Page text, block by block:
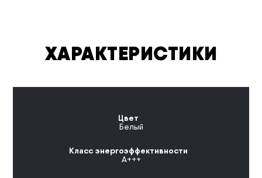
ХАРАКТЕРИСТИКИ
Цвет
Белый
Класс энергоэффективности
A+++